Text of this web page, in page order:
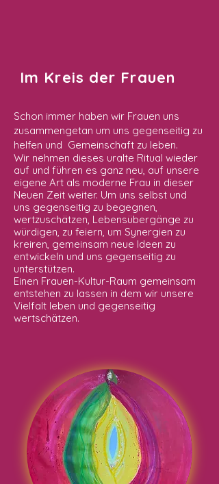
Im Kreis der Frauen
Schon immer haben wir Frauen uns
zusammengetan um uns gegenseitig zu
helfen und Gemeinschaft zu leben.
Wir nehmen dieses uralte Ritual wieder
auf und führen es ganz neu, auf unsere
eigene Art als moderne Frau in dieser
Neuen Zeit weiter. Um uns selbst und
uns gegenseitig zu begegnen,
wertzuschätzen, Lebensübergänge zu
würdigen, zu feiern, um Synergien zu
kreiren, gemeinsam neue Ideen zu
entwickeln und uns gegenseitig zu
unterstützen.
Einen Frauen-Kultur-Raum gemeinsam
entstehen zu lassen in dem wir unsere
Vielfalt leben und gegenseitig
wertschätzen.